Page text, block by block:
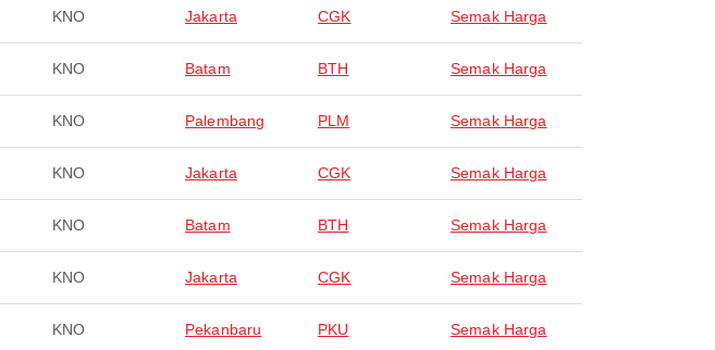
KNO Jakarta CGK Semak Harga
KNO Batam BTH Semak Harga
KNO Palembang PLM Semak Harga
KNO Jakarta CGK Semak Harga
KNO Batam BTH Semak Harga
KNO Jakarta CGK Semak Harga
KNO Pekanbaru PKU Semak Harga